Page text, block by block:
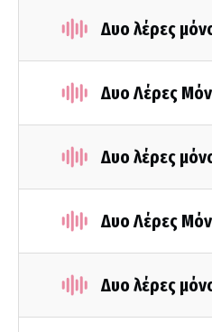
Δυο λέρες
Δυο Λέρες
Δυο λέρες
Δυο Λέρες
Δυο λέρες